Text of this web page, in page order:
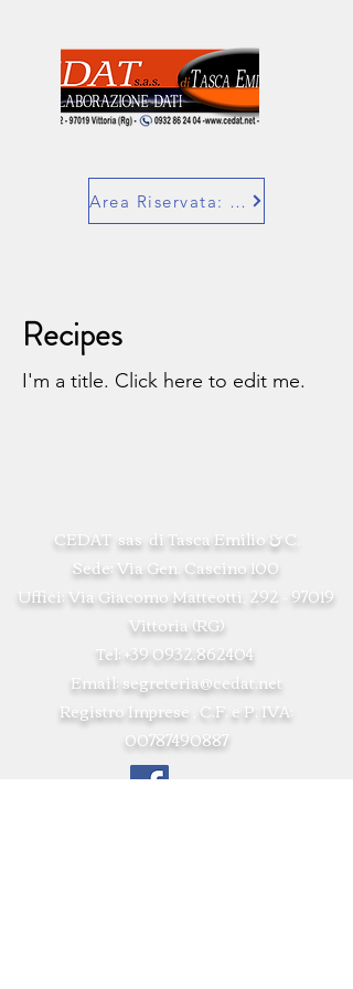
Area Riservata: SuperBill
Recipes
I'm a title. ​Click here to edit me.
CEDAT sas di Tasca Emilio & C.
Sede: Via Gen. Cascino 100
Uffici: Via Giacomo Matteotti, 292 - 97019
Vittoria (RG)
Tel:+39 0932.862404
Email:segreteria@cedat.net
Registro Imprese , C.F. e P. IVA:
00787490887